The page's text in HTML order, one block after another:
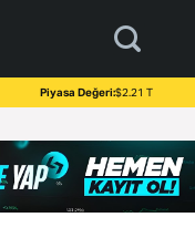
Piyasa Değeri:$2.21 T